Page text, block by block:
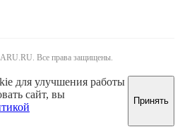
Все права защищены.
для улучшения работы
сайт, вы
Принять